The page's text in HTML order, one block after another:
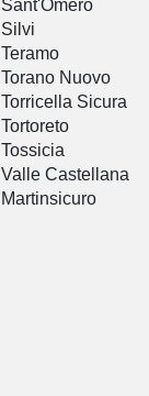
Sant'Omero
Silvi
Teramo
Torano Nuovo
Torricella Sicura
Tortoreto
Tossicia
Valle Castellana
Martinsicuro